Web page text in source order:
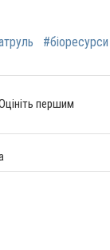
#біоресурси
першим